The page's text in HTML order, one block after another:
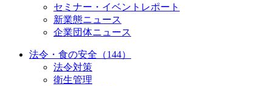
セミナー・イベントレポート
新業態ニュース
企業団体ニュース
法令・食の安全（144）
法令対策
衛生管理